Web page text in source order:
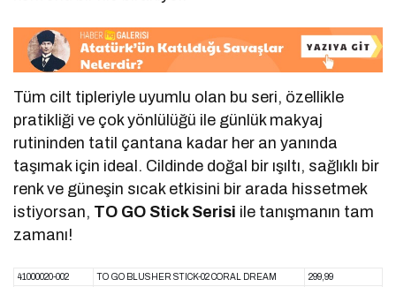
Tüm cilt tipleriyle uyumlu olan bu seri, özellikle
pratikliği ve çok yönlülüğü ile günlük makyaj
rutininden tatil çantana kadar her an yanında
taşımak için ideal. Cildinde doğal bir ışıltı, sağlıklı bir
renk ve güneşin sıcak etkisini bir arada hissetmek
istiyorsan, TO GO Stick Serisi ile tanışmanın tam
zamanı!
41000020-002 TO GO BLUSHER STICK-02 CORAL DREAM
299,99